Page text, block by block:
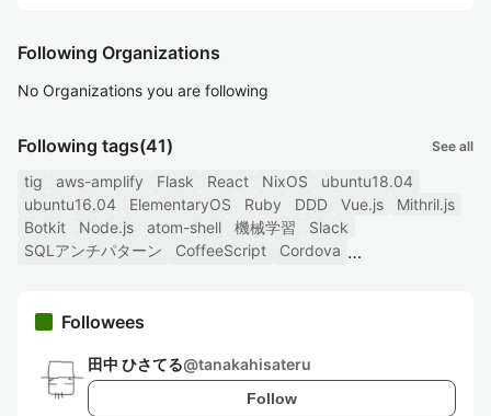
Following Organizations
No Organizations you are following
Following tags(41) See all
tig aws-amplify Flask React NixOS
ubuntu18.04
ubuntu16.04
ElementaryOS Ruby DDD Vue.js
Mithril.js
Botkit
Node.js atom-shell 機械学習
Slack
SQLアンチパターン
CoffeeScript Cordova
Followees
田中 ひさてる@tanakahisateru
Follow